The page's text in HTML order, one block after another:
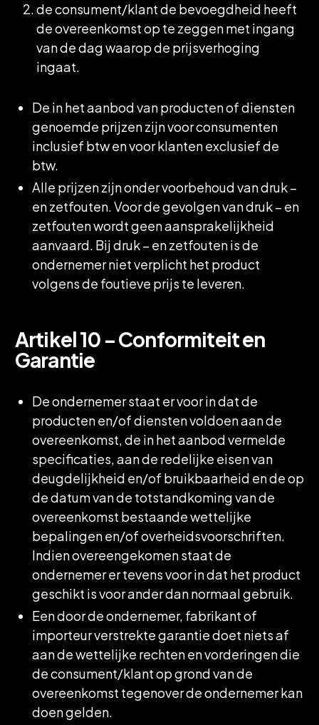
de consument/klant de bevoegdheid heeft
de overeenkomst op te zeggen met ingang
van de dag waarop de prijsverhoging
ingaat.
De in het aanbod van producten of diensten
genoemde prijzen zijn voor consumenten
inclusief btw en voor klanten exclusief de
btw.
Alle prijzen zijn onder voorbehoud van druk –
en zetfouten. Voor de gevolgen van druk – en
zetfouten wordt geen aansprakelijkheid
aanvaard. Bij druk – en zetfouten is de
ondernemer niet verplicht het product
volgens de foutieve prijs te leveren.
Artikel 10 – Conformiteit en
Garantie
De ondernemer staat er voor in dat de
producten en/of diensten voldoen aan de
overeenkomst, de in het aanbod vermelde
specificaties, aan de redelijke eisen van
deugdelijkheid en/of bruikbaarheid en de op
de datum van de totstandkoming van de
overeenkomst bestaande wettelijke
bepalingen en/of overheidsvoorschriften.
Indien overeengekomen staat de
ondernemer er tevens voor in dat het product
geschikt is voor ander dan normaal gebruik.
Een door de ondernemer, fabrikant of
importeur verstrekte garantie doet niets af
aan de wettelijke rechten en vorderingen die
de consument/klant op grond van de
overeenkomst tegenover de ondernemer kan
doen gelden.